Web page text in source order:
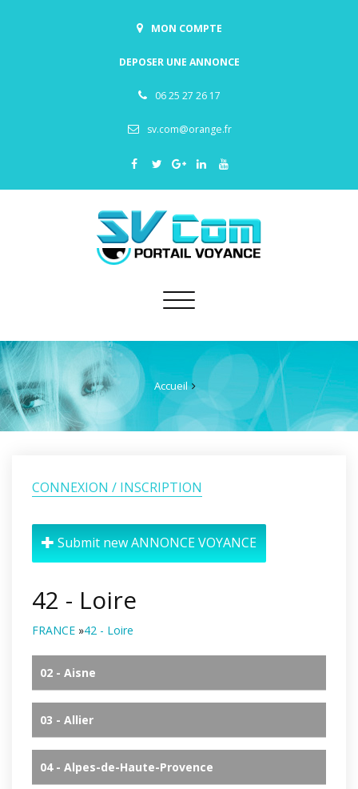
MON COMPTE
DEPOSER UNE ANNONCE
06 25 27 26 17
sv.com@orange.fr
Toggle
Accueil
CONNEXION / INSCRIPTION
Submit new ANNONCE VOYANCE
42 - Loire
FRANCE »42 - Loire
02 - Aisne
03 - Allier
04 - Alpes-de-Haute-Provence